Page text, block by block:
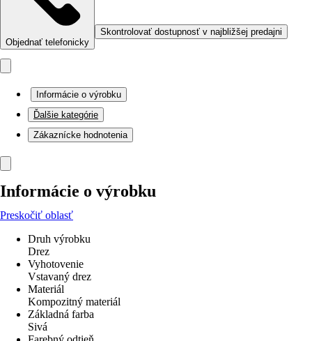
Objednať telefonicky
Skontrolovať dostupnosť v najbližšej predajni
Informácie o výrobku
Ďalšie kategórie
Zákaznícke hodnotenia
Informácie o výrobku
Preskočiť oblasť
Druh výrobku
Drez
Vyhotovenie
Vstavaný drez
Materiál
Kompozitný materiál
Základná farba
Sivá